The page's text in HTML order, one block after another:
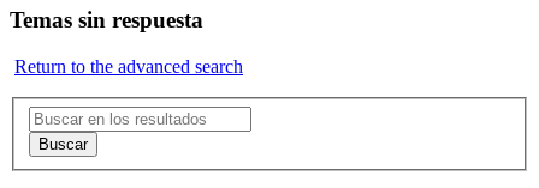
Temas sin respuesta
Return to the advanced search
Buscar